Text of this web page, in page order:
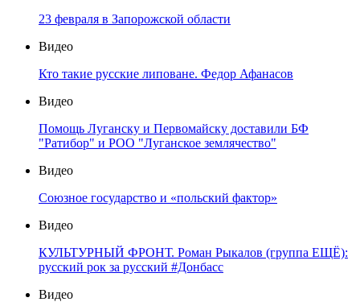
23 февраля в Запорожской области
Видео
Кто такие русские липоване. Федор Афанасов
Видео
Помощь Луганску и Первомайску доставили БФ
"Ратибор" и РОО "Луганское землячество"
Видео
Союзное государство и «польский фактор»
Видео
КУЛЬТУРНЫЙ ФРОНТ. Роман Рыкалов (группа ЕЩЁ):
русский рок за русский #Донбасс
Видео